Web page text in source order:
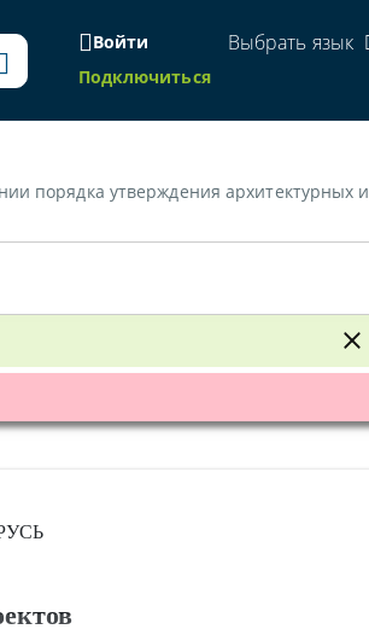
Войти
Подключиться
Выбрать язык
архитектурных и строительных проектов»